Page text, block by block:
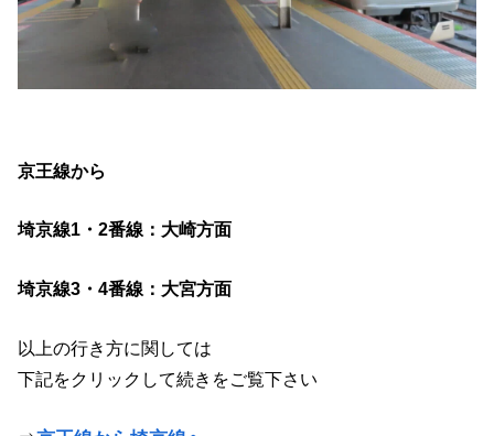
京王線から
埼京線1・2番線：大崎方面
埼京線3・4番線：大宮方面
以上の行き方に関しては
下記をクリックして続きをご覧下さい